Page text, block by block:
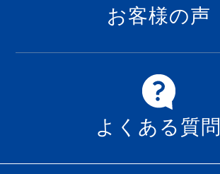
お客様の声
よくある質問